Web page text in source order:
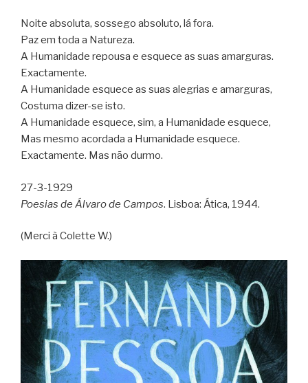
Noite absoluta, sossego absoluto, lá fora.
Paz em toda a Natureza.
A Humanidade repousa e esquece as suas amarguras.
Exactamente.
A Humanidade esquece as suas alegrias e amarguras,
Costuma dizer-se isto.
A Humanidade esquece, sim, a Humanidade esquece,
Mas mesmo acordada a Humanidade esquece.
Exactamente. Mas não durmo.
27-3-1929
Poesias de Álvaro de Campos. Lisboa: Ática, 1944.
(Merci à Colette W.)